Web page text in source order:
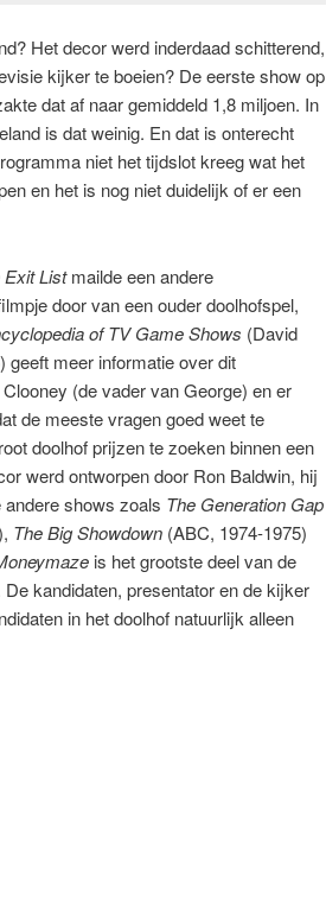
Het decor werd inderdaad schitterend,
kijker te boeien? De eerste show op
dat af naar gemiddeld 1,8 miljoen. In
is dat weinig. En dat is onterecht
niet het tijdslot kreeg wat het
en het is nog niet duidelijk of er een
Exit Listmailde een andere
door van een ouder doolhofspel,
of TV Game Shows (David
meer informatie over dit
(de vader van George) en er
de meeste vragen goed weet te
doolhof prijzen te zoeken binnen een
werd ontworpen door Ron Baldwin, hij
shows zoals The Generation Gap
The Big Showdown (ABC, 1974-1975)
is het grootste deel van de
kandidaten, presentator en de kijker
in het doolhof natuurlijk alleen